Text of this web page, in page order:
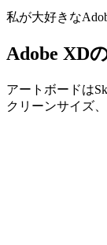
私が大好きな
Adobe XD
アートボードは
クリーンサイズ